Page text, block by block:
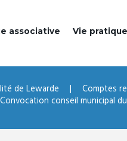
associative Vie pratique
de Lewarde
Comptes
conseil municipal